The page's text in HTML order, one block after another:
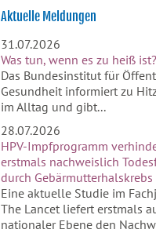
Aktuelle Meldungen
31.07.2026
Was tun, wenn es zu heiß ist?
Das Bundesinstitut für
Gesundheit informiert zu
im Alltag und gibt...
28.07.2026
HPV-Impfprogramm
erstmals nachweislich
durch Gebärmutterhalskrebs
Eine aktuelle Studie im
The Lancet liefert erstmals
nationaler Ebene den